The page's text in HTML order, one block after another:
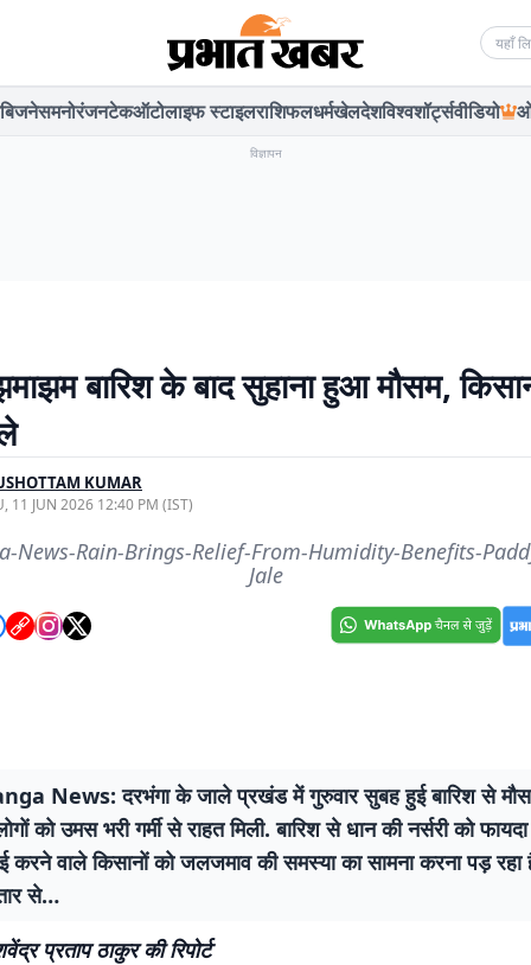
बिजनेसमनोरंजनटेकऑटोलाइफ स्टाइलराशिफलधर्मखेलदेशविश्वशॉर्ट्सवीडियो
विज्ञापन
बारिश के बाद सुहाना हुआ मौसम,
KUMAR
11 JUN 2026 12:40 PM (IST)
News-Rain-Brings-Relief-From-Humidity-Benefits-
Jale
News: दरभंगा के जाले प्रखंड में गुरुवार सुबह हुई बारिश से
को उमस भरी गर्मी से राहत मिली. बारिश से धान की नर्सरी को
करने वाले किसानों को जलजमाव की समस्या का सामना करना पड़ रहा
से…
प्रताप ठाकुर की रिपोर्ट